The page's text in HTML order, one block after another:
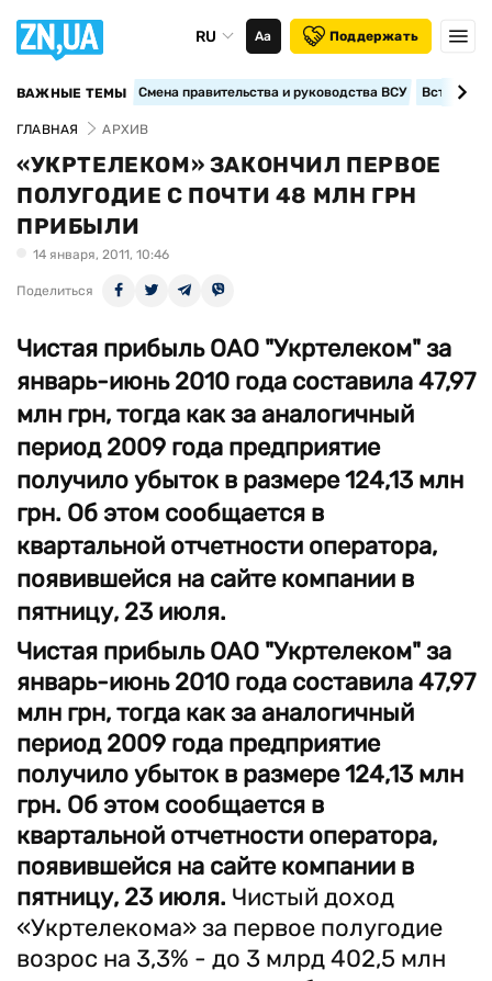
RU Аа Поддержать
ВАЖНЫЕ ТЕМЫ Смена правительства и руководства ВСУ
ГЛАВНАЯ АРХИВ
«УКРТЕЛЕКОМ» ЗАКОНЧИЛ ПЕРВОЕ
ПОЛУГОДИЕ С ПОЧТИ 48 МЛН ГРН
ПРИБЫЛИ
14 января, 2011, 10:46
Поделиться
Чистая прибыль ОАО "Укртелеком" за
январь-июнь 2010 года составила 47,97
млн грн, тогда как за аналогичный
период 2009 года предприятие
получило убыток в размере 124,13 млн
грн. Об этом сообщается в
квартальной отчетности оператора,
появившейся на сайте компании в
пятницу, 23 июля.
Чистая прибыль ОАО "Укртелеком" за
январь-июнь 2010 года составила 47,97
млн грн, тогда как за аналогичный
период 2009 года предприятие
получило убыток в размере 124,13 млн
грн. Об этом сообщается в
квартальной отчетности оператора,
появившейся на сайте компании в
пятницу, 23 июля. Чистый доход
«Укртелекома» за первое полугодие
возрос на 3,3% - до 3 млрд 402,5 млн